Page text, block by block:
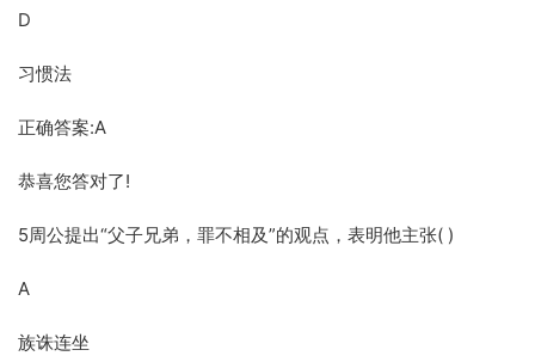
D
习惯法
正确答案:A
恭喜您答对了!
5周公提出“父子兄弟，罪不相及”的观点，表明他主张( )
A
族诛连坐